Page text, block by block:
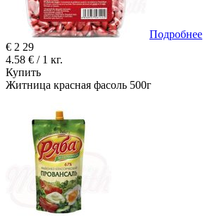
Подробнее
€ 2 29
4.58 € / 1 кг.
Купить
Житница красная фасоль 500г